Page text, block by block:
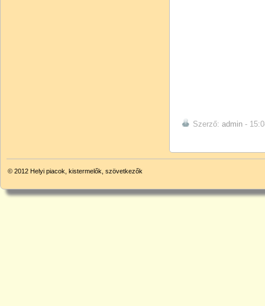
Szerző: admin -
© 2012 Helyi piacok, kistermelők, szövetkezők